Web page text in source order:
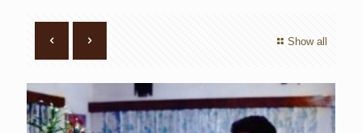
Show all